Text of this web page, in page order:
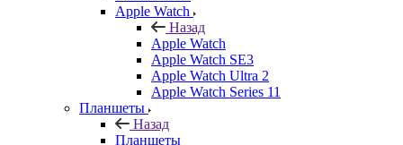
Apple Watch
Назад
Apple Watch
Apple Watch SE3
Apple Watch Ultra 2
Apple Watch Series 11
Планшеты
Назад
Планшеты